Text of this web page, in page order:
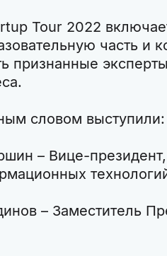
Tour 2022
часть и
признанные
словом выступили:
– Вице-
– Заместитель